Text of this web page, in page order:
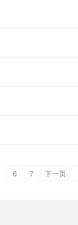
6 7 下一页